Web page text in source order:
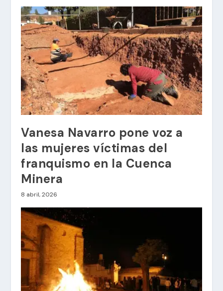
Vanesa Navarro pone voz a
las mujeres víctimas del
franquismo en la Cuenca
Minera
8 abril, 2026